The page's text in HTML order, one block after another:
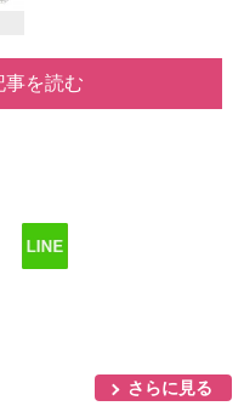
事を読む
さらに見る